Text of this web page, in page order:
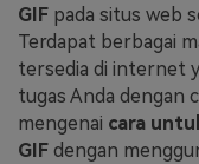
Postingan
Jelajahi Lebih
GIF pada situs web
Terdapat berbagai
tersedia di internet
tugas Anda dengan
mengenai cara
GIF dengan